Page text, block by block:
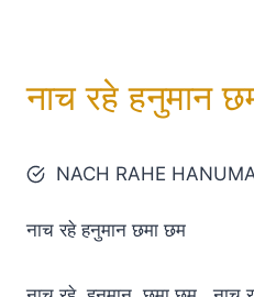
नाच रहे हनुमान
NACH RAHE
नाच रहे हनुमान छमा छम